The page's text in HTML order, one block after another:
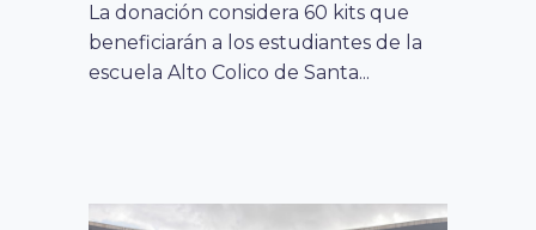
La donación considera 60 kits que
beneficiarán a los estudiantes de la
escuela Alto Colico de Santa...
PANAMÁ INICIÓ EL DESAFÍO DE
TRANSFORMACIÓN DIGITAL PARA PYMES A